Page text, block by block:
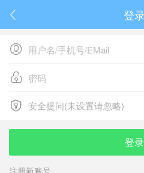
 登


 安全提问(未设置请忽略)
安全提问(未设置请忽略)
登录
注册新账号